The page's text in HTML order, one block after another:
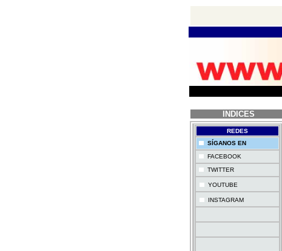
INDICES